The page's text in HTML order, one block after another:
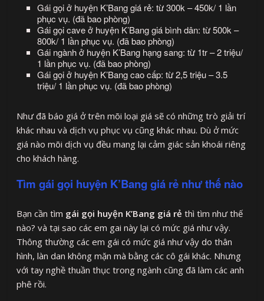
Gái gọi ở huyện K’Bang giá rẻ: từ 300k – 450k/ 1 lần
phục vụ. (đã bao phòng)
Gái gọi cave ở huyện K’Bang giá bình dân: từ 500k –
800k/ 1 lần phục vụ. (đã bao phòng)
Gái ngành ở huyện K’Bang hạng sang: từ 1tr – 2 triệu/
1 lần phục vụ. (đã bao phòng)
Gái gọi ở huyện K’Bang cao cấp: từ 2,5 triệu – 3.5
triệu/ 1 lần phục vụ. (đã bao phòng)
Như đã báo giá ở trên mõi loại giá sẽ có những trò giải trí
khác nhau và dịch vụ phục vụ cũng khác nhau. Dù ở mức
giá nào mõi dịch vụ đều mang lại cảm giác sản khoái riêng
cho khách hàng.
Tìm gái gọi huyện K’Bang giá rẻ như thế nào
Bạn cần tìm gái gọi huyện K’Bang giá rẻ thì tìm như thế
nào? và tại sao các em gai này lại có mức giá như vậy.
Thông thường các em gái có mức giá như vậy do thân
hình, làn dan không mặn mà bằng các cô gái khác. Nhưng
với tay nghề thuần thục trong ngành cũng đã làm các anh
phê rồi.